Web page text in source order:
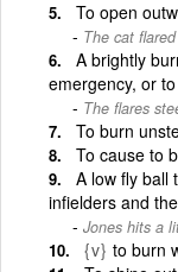
To open
The cat
A brightly
emergency, or
The flares
To burn
To cause to
A low fly ball
infielders and
Jones hits a
{v} to burn